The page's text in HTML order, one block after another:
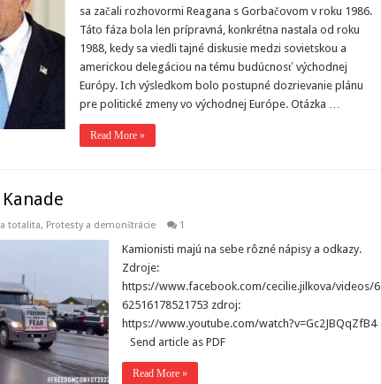
sa začali rozhovormi Reagana s Gorbačovom v roku 1986.
Táto fáza bola len prípravná, konkrétna nastala od roku
1988, kedy sa viedli tajné diskusie medzi sovietskou a
americkou delegáciou na tému budúcnosť východnej
Európy. Ich výsledkom bolo postupné dozrievanie plánu
pre politické zmeny vo východnej Európe. Otázka …
Read More »
totalita, Protesty a demonštrácie 1
Kamionisti majú na sebe rôzné nápisy a odkazy.
Zdroje:
https://www.facebook.com/cecilie.jilkova/videos/6
62516178521753 zdroj:
https://www.youtube.com/watch?v=Gc2JBQqZfB4
Send article as PDF
Read More »